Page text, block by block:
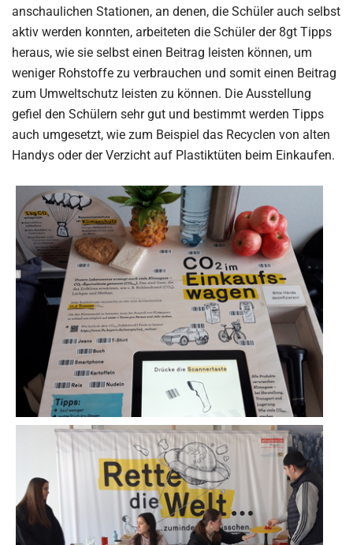
anschaulichen Stationen, an denen, die Schüler auch selbst
aktiv werden konnten, arbeiteten die Schüler der 8gt Tipps
heraus, wie sie selbst einen Beitrag leisten können, um
weniger Rohstoffe zu verbrauchen und somit einen Beitrag
zum Umweltschutz leisten zu können. Die Ausstellung
gefiel den Schülern sehr gut und bestimmt werden Tipps
auch umgesetzt, wie zum Beispiel das Recyclen von alten
Handys oder der Verzicht auf Plastiktüten beim Einkaufen.